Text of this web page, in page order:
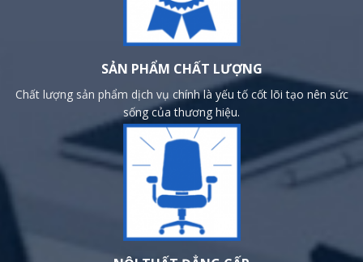
SẢN PHẨM CHẤT LƯỢNG
Chất lượng sản phẩm dịch vụ chính là yếu tố cốt lõi tạo nên sức
sống của thương hiệu.